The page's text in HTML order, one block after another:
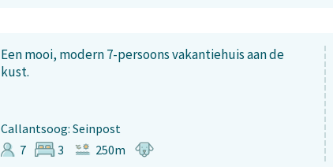
Een mooi, modern 7-persoons vakantiehuis aan de
kust.
Callantsoog: Seinpost
7
3 250m